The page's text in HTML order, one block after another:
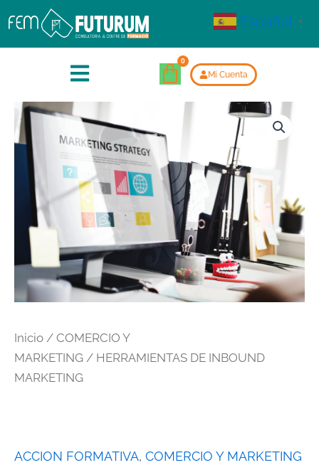
Mi Cuenta
Inicio / COMERCIO Y
MARKETING / HERRAMIENTAS DE INBOUND
MARKETING
ACCION FORMATIVA, COMERCIO Y MARKETING
Español ▼